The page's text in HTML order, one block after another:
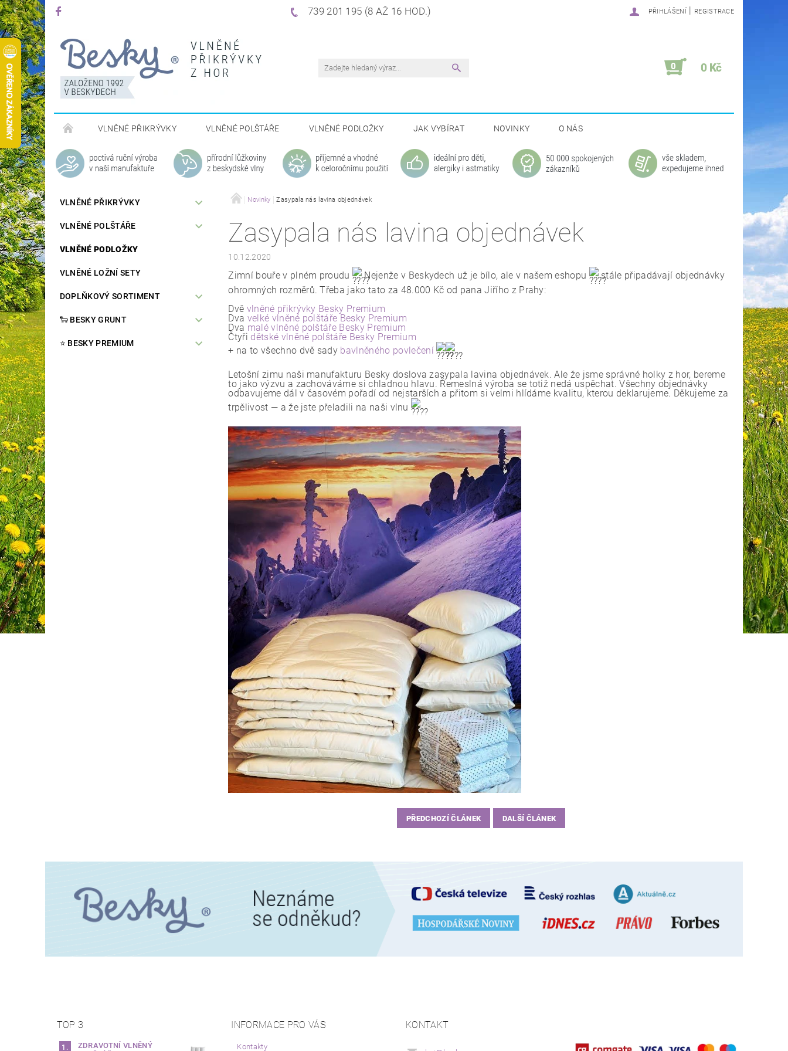
739 201 195 (8 AŽ 16 HOD.) PŘIHLÁŠENÍ | REGISTRACE
0 0 Kč
VLNĚNÉ PŘIKRÝVKY VLNĚNÉ POLŠTÁŘE VLNĚNÉ PODLOŽKY JAK VYBÍRAT NOVINKY O NÁS
VLNĚNÉ PŘIKRÝVKY
VLNĚNÉ POLŠTÁŘE
VLNĚNÉ PODLOŽKY
VLNĚNÉ LOŽNÍ SETY
DOPLŇKOVÝ SORTIMENT
🐑 BESKY GRUNT
⭐️ BESKY PREMIUM
Novinky Zasypala nás lavina objednávek
Zasypala nás lavina objednávek
10.12.2020
Zimní bouře v plném proudu Nejenže v Beskydech už je bílo, ale v našem eshopu
stále připadávají objednávky
ohromných rozměrů. Třeba jako tato za 48.000 Kč od pana Jiřího z Prahy:
Dvě vlněné přikrývky Besky Premium
Dva velké vlněné polštáře Besky Premium
Dva malé vlněné polštáře Besky Premium
Čtyři dětské vlněné polštáře Besky Premium
+ na to všechno dvě sady bavlněného povlečení
Letošní zimu naši manufakturu Besky doslova zasypala lavina objednávek. Ale že jsme správné holky z hor, bereme
to jako výzvu a zachováváme si chladnou hlavu. Řemeslná výroba se totiž nedá uspěchat. Všechny objednávky
odbavujeme dál v časovém pořadí od nejstarších a přitom si velmi hlídáme kvalitu, kterou deklarujeme. Děkujeme za
trpělivost — a že jste přeladili na naši vlnu
PŘEDCHOZÍ ČLÁNEK DALŠÍ ČLÁNEK
TOP 3
ZDRAVOTNÍ VLNĚNÝ
INFORMACE PRO VÁS
Kontakty
KONTAKT